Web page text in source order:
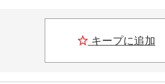
キープに追加